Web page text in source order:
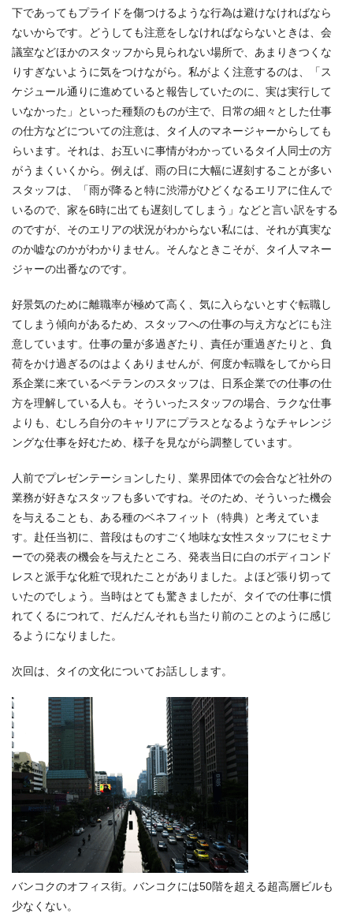
下であってもプライドを傷つけるような行為は避けなければなら
ないからです。どうしても注意をしなければならないときは、会
議室などほかのスタッフから見られない場所で、あまりきつくな
りすぎないように気をつけながら。私がよく注意するのは、「ス
ケジュール通りに進めていると報告していたのに、実は実行して
いなかった」といった種類のものが主で、日常の細々とした仕事
の仕方などについての注意は、タイ人のマネージャーからしても
らいます。それは、お互いに事情がわかっているタイ人同士の方
がうまくいくから。例えば、雨の日に大幅に遅刻することが多い
スタッフは、「雨が降ると特に渋滞がひどくなるエリアに住んで
いるので、家を6時に出ても遅刻してしまう」などと言い訳をする
のですが、そのエリアの状況がわからない私には、それが真実な
のか嘘なのかがわかりません。そんなときこそが、タイ人マネー
ジャーの出番なのです。
好景気のために離職率が極めて高く、気に入らないとすぐ転職し
てしまう傾向があるため、スタッフへの仕事の与え方などにも注
意しています。仕事の量が多過ぎたり、責任が重過ぎたりと、負
荷をかけ過ぎるのはよくありませんが、何度か転職をしてから日
系企業に来ているベテランのスタッフは、日系企業での仕事の仕
方を理解している人も。そういったスタッフの場合、ラクな仕事
よりも、むしろ自分のキャリアにプラスとなるようなチャレンジ
ングな仕事を好むため、様子を見ながら調整しています。
人前でプレゼンテーションしたり、業界団体での会合など社外の
業務が好きなスタッフも多いですね。そのため、そういった機会
を与えることも、ある種のベネフィット（特典）と考えていま
す。赴任当初に、普段はものすごく地味な女性スタッフにセミナ
ーでの発表の機会を与えたところ、発表当日に白のボディコンド
レスと派手な化粧で現れたことがありました。よほど張り切って
いたのでしょう。当時はとても驚きましたが、タイでの仕事に慣
れてくるにつれて、だんだんそれも当たり前のことのように感じ
るようになりました。
次回は、タイの文化についてお話しします。
バンコクのオフィス街。バンコクには50階を超える超高層ビルも
少なくない。